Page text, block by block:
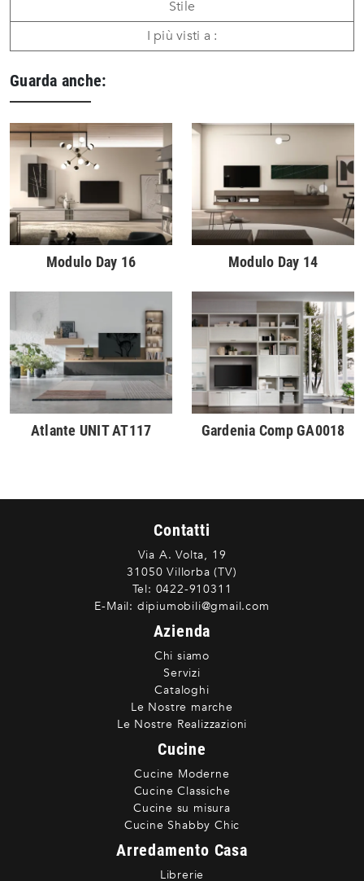
Stile
I più visti a :
Guarda anche:
Modulo Day 16 Modulo Day 14
Atlante UNIT AT117 Gardenia Comp GA0018
Contatti
Via A. Volta, 19
31050 Villorba (TV)
Tel: 0422-910311
E-Mail: dipiumobili@gmail.com
Azienda
Chi siamo
Servizi
Cataloghi
Le Nostre marche
Le Nostre Realizzazioni
Cucine
Cucine Moderne
Cucine Classiche
Cucine su misura
Cucine Shabby Chic
Arredamento Casa
Librerie